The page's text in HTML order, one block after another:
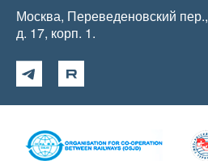
Москва, Переведеновский пер.,
д. 17, корп. 1.